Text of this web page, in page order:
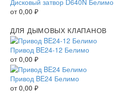
Дисковый затвор D640N Белимо
от0,00 ₽
ДЛЯ ДЫМОВЫХ КЛАПАНОВ
Привод BE24-12 Белимо
от0,00 ₽
Привод BE24 Белимо
от0,00 ₽